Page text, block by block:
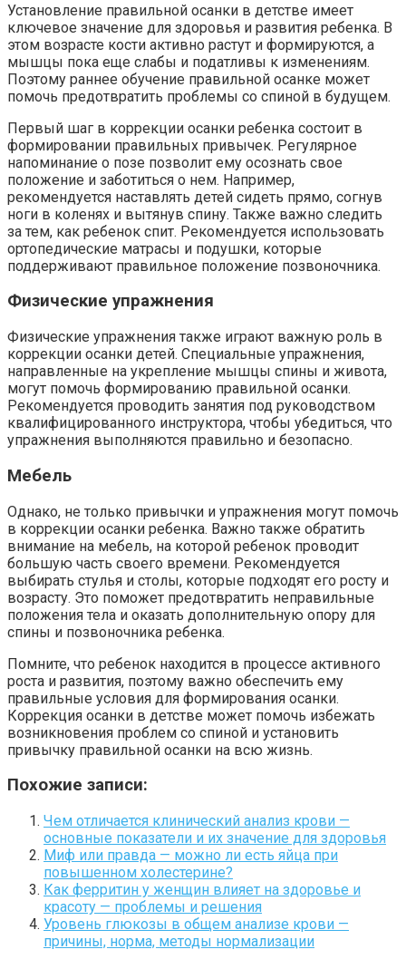
Установление правильной осанки в детстве имеет
ключевое значение для здоровья и развития ребенка. В
этом возрасте кости активно растут и формируются, а
мышцы пока еще слабы и податливы к изменениям.
Поэтому раннее обучение правильной осанке может
помочь предотвратить проблемы со спиной в будущем.
Первый шаг в коррекции осанки ребенка состоит в
формировании правильных привычек. Регулярное
напоминание о позе позволит ему осознать свое
положение и заботиться о нем. Например,
рекомендуется наставлять детей сидеть прямо, согнув
ноги в коленях и вытянув спину. Также важно следить
за тем, как ребенок спит. Рекомендуется использовать
ортопедические матрасы и подушки, которые
поддерживают правильное положение позвоночника.
Физические упражнения
Физические упражнения также играют важную роль в
коррекции осанки детей. Специальные упражнения,
направленные на укрепление мышцы спины и живота,
могут помочь формированию правильной осанки.
Рекомендуется проводить занятия под руководством
квалифицированного инструктора, чтобы убедиться, что
упражнения выполняются правильно и безопасно.
Мебель
Однако, не только привычки и упражнения могут помочь
в коррекции осанки ребенка. Важно также обратить
внимание на мебель, на которой ребенок проводит
большую часть своего времени. Рекомендуется
выбирать стулья и столы, которые подходят его росту и
возрасту. Это поможет предотвратить неправильные
положения тела и оказать дополнительную опору для
спины и позвоночника ребенка.
Помните, что ребенок находится в процессе активного
роста и развития, поэтому важно обеспечить ему
правильные условия для формирования осанки.
Коррекция осанки в детстве может помочь избежать
возникновения проблем со спиной и установить
привычку правильной осанки на всю жизнь.
Похожие записи:
Чем отличается клинический анализ крови —
основные показатели и их значение для здоровья
Миф или правда — можно ли есть яйца при
повышенном холестерине?
Как ферритин у женщин влияет на здоровье и
красоту — проблемы и решения
Уровень глюкозы в общем анализе крови —
причины, норма, методы нормализации